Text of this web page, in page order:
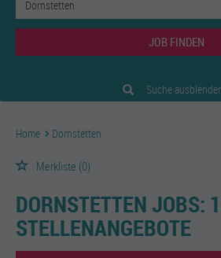
JOB FINDEN
Suche
Home Dornstetten
Merkliste (0)
DORNSTETTEN JOBS:
STELLENANGEBOTE